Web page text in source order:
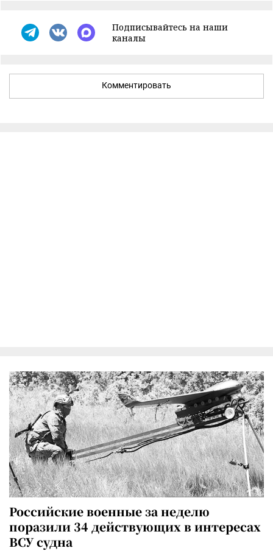
Подписывайтесь на наши
каналы
Комментировать
Российские военные за неделю
поразили 34 действующих в интересах
ВСУ судна